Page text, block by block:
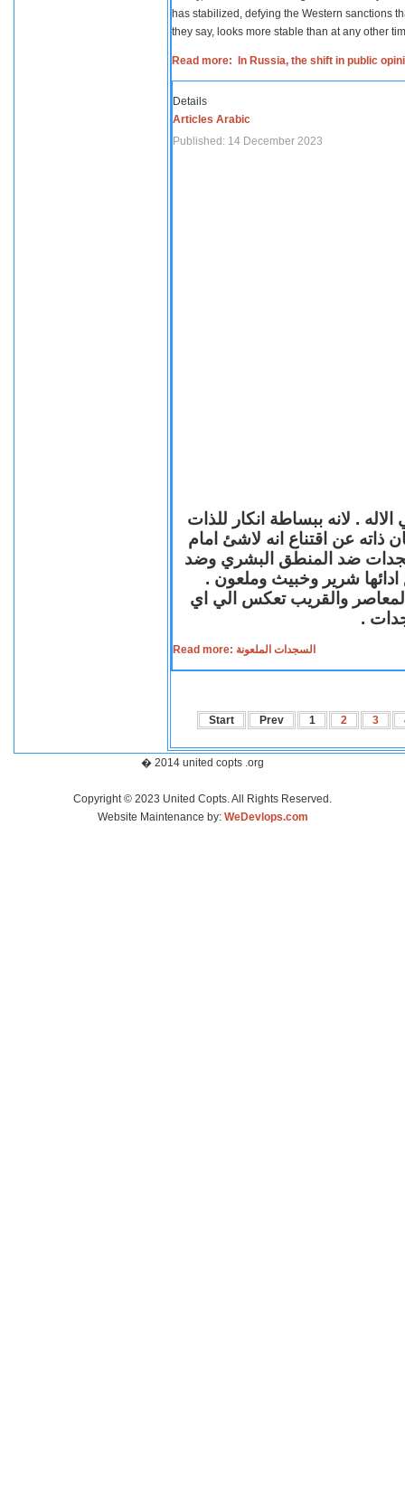
has stabilized, defying the Western sanctions
they say, looks more stable than at any other
Read more: In Russia, the shift in public
Details
Articles Arabic
Published: 14 December 2023
. لانه ببساطة انكار للذات
ذاته عن اقتناع انه لاشئ امام
ضد المنطق البشري وضد
ادائها شرير وخبيث وملعون .
المعاصر والقريب تعكس الي اي
.
Read more: السجدات الملعونة
Start Prev 1 2 3
� 2014 united copts .org
Copyright © 2023 United Copts. All Rights Reserved.
Website Maintenance by: WeDevlops.com